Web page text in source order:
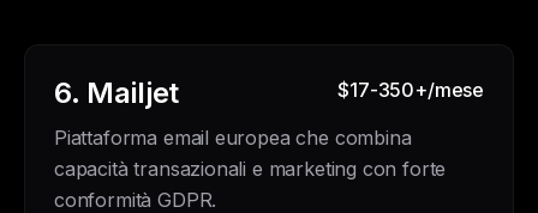
6. Mailjet
$17-350+/mese
Piattaforma email europea che combina
capacità transazionali e marketing con forte
conformità GDPR.